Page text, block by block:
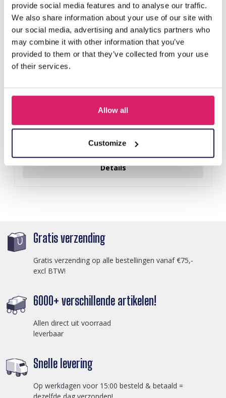
provide social media features and to analyse our traffic.
We also share information about your use of our site with
our social media, advertising and analytics partners who
may combine it with other information that you’ve
provided to them or that they’ve collected from your use
of their services.
Allow all
Customize
Q-D7.2 T2405-016 Knitted Positive Chicken 8.5cm
Login voor prijzen
Details
Gratis verzending
Gratis verzending op alle bestellingen vanaf €75,-
excl BTW!
6000+ verschillende artikelen!
Allen direct uit voorraad
leverbaar
Snelle levering
Op werkdagen voor 15:00 besteld & betaald =